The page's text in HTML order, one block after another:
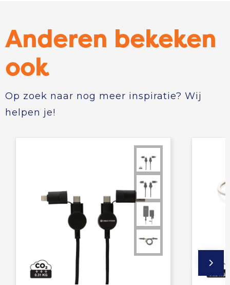
Waterbestendige tassen
Anderen bekeken
ook
Op zoek naar nog meer inspiratie? Wij
helpen je!